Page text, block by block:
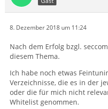
8. Dezember 2018 um 11:24
Nach dem Erfolg bzgl.
diesem Thema.
Ich habe noch etwas
Verzeichnisse, die es in der
oder die für mich nicht
Whitelist genommen.